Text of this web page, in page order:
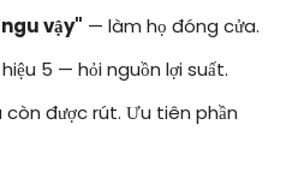
vậy" — làm họ đóng cửa.
5 — hỏi nguồn lợi suất.
còn được rút. Ưu tiên phần